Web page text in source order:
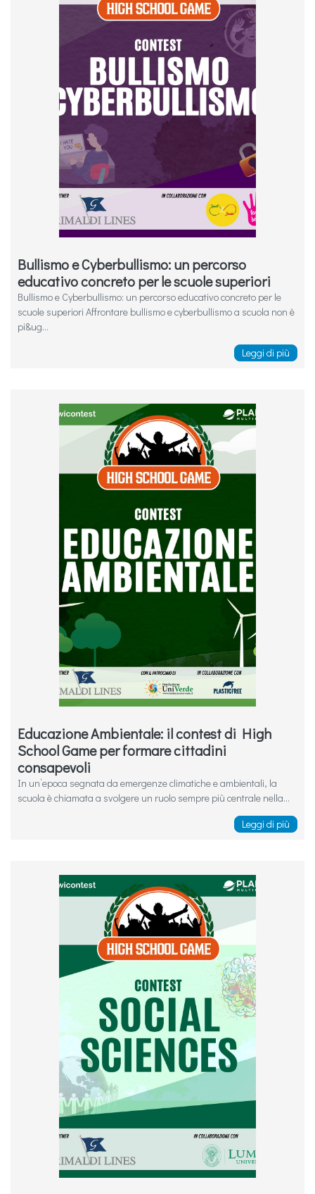
Bullismo e Cyberbullismo: un percorso
educativo concreto per le scuole superiori
Bullismo e Cyberbullismo: un percorso educativo concreto per le
scuole superiori Affrontare bullismo e cyberbullismo a scuola non è
pi&ug...
Leggi di più
Educazione Ambientale: il contest di High
School Game per formare cittadini
consapevoli
In un’epoca segnata da emergenze climatiche e ambientali, la
scuola è chiamata a svolgere un ruolo sempre più centrale nella...
Leggi di più